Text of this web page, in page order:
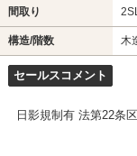
間取り
構造/階数 木
セールスコメント
日影規制有 法第22条